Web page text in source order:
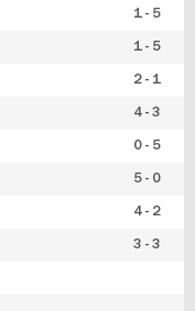
1 - 5
1 - 5
2 - 1
4 - 3
0 - 5
5 - 0
4 - 2
3 - 3